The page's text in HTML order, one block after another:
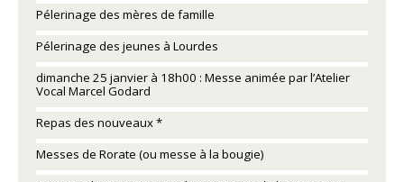
Pélerinage des mères de famille
Pélerinage des jeunes à Lourdes
dimanche 25 janvier à 18h00 : Messe animée par l’Atelier
Vocal Marcel Godard
Repas des nouveaux *
Messes de Rorate (ou messe à la bougie)